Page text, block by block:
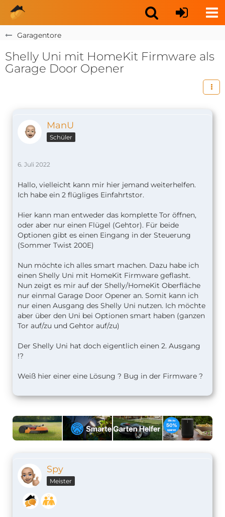
Garagentore
Shelly Uni mit HomeKit Firmware als
Garage Door Opener
ManU
Schüler
6. Juli 2022
Hallo, vielleicht kann mir hier jemand weiterhelfen.
Ich habe ein 2 flügliges Einfahrtstor.
Hier kann man entweder das komplette Tor öffnen,
oder aber nur einen Flügel (Gehtor). Für beide
Optionen gibt es einen Eingang in der Steuerung
(Sommer Twist 200E)
Nun möchte ich alles smart machen. Dazu habe ich
einen Shelly Uni mit HomeKit Firmware geflasht.
Nun zeigt es mir auf der Shelly/HomeKit Oberfläche
nur einmal Garage Door Opener an. Somit kann ich
nur einen Ausgang des Shelly Uni nutzen. Ich möchte
aber über den Uni bei Optionen smart haben (ganzen
Tor auf/zu und Gehtor auf/zu)
Der Shelly Uni hat doch eigentlich einen 2. Ausgang
!?
Weiß hier einer eine Lösung ? Bug in der Firmware ?
Spy
Meister